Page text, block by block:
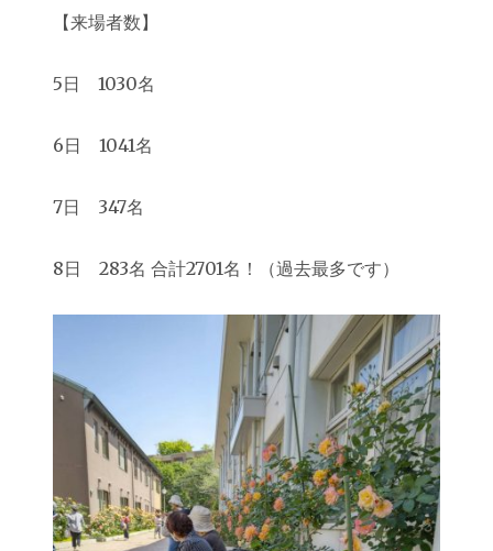
【来場者数】
5日 1030名
6日 1041名
7日 347名
8日 283名 合計2701名！（過去最多です）